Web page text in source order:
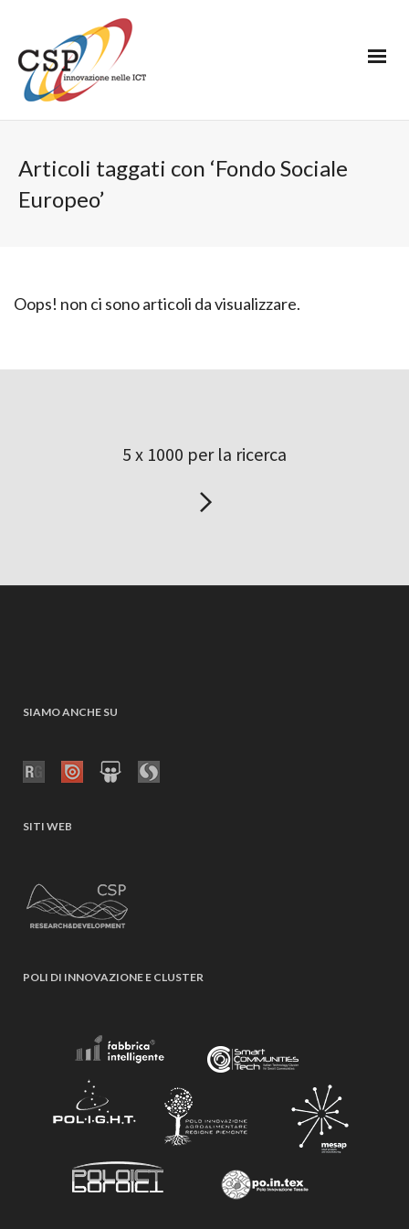
Articoli taggati con ‘Fondo Sociale
Europeo’
Oops! non ci sono articoli da visualizzare.
5 x 1000 per la ricerca
SIAMO ANCHE SU
SITI WEB
POLI DI INNOVAZIONE E CLUSTER